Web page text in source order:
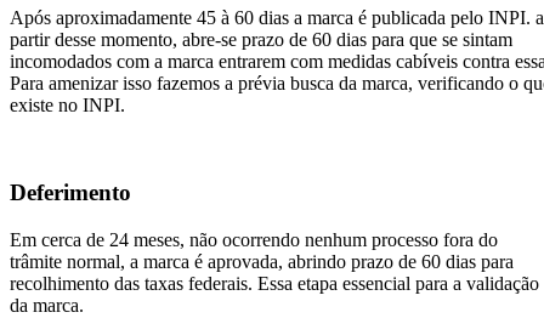
Após aproximadamente 45 à 60 dias a marca é publicada pelo INPI. a
partir desse momento, abre-se prazo de 60 dias para que se sintam
incomodados com a marca entrarem com medidas cabíveis contra
Para amenizar isso fazemos a prévia busca da marca, verificando o
existe no INPI.
Deferimento
Em cerca de 24 meses, não ocorrendo nenhum processo fora do
trâmite normal, a marca é aprovada, abrindo prazo de 60 dias para
recolhimento das taxas federais. Essa etapa essencial para a validação
da marca.